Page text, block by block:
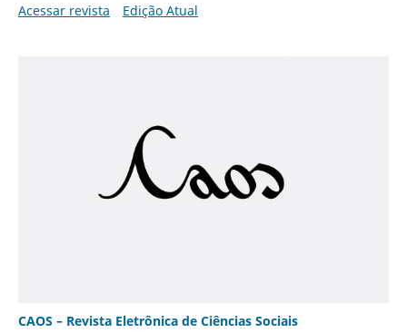
Acessar revista
Edição Atual
CAOS – Revista Eletrônica de Ciências Sociais